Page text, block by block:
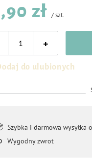
zł /szt.
+
do ulubionych
Szybka i darmowa wysyłka
Wygodny zwrot